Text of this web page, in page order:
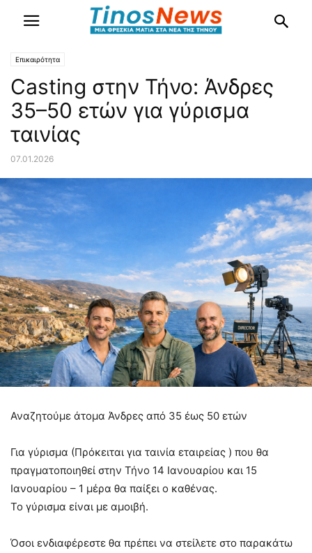
Επικαιρότητα
Casting στην Τήνο: Άνδρες
35–50 ετών για γύρισμα
ταινίας
07.01.2026
Αναζητούμε άτομα Άνδρες από 35 έως 50 ετών
Για γύρισμα (Πρόκειται για ταινία εταιρείας ) που θα
πραγματοποιηθεί στην Τήνο 14 Ιανουαρίου και 15
Ιανουαρίου – 1 μέρα θα παίξει ο καθένας.
Το γύρισμα είναι με αμοιβή.
Όσοι ενδιαφέρεστε θα πρέπει να στείλετε στο παρακάτω